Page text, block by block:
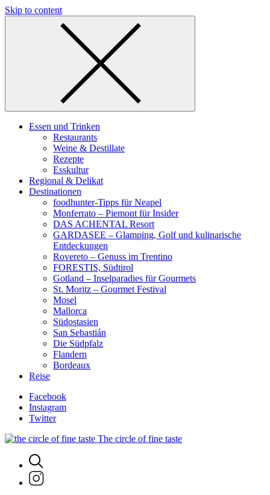
Skip to content
Essen und Trinken
Restaurants
Weine & Destillate
Rezepte
Esskultur
Regional & Delikat
Destinationen
foodhunter-Tipps für Neapel
Monferrato – Piemont für Insider
DAS ACHENTAL Resort
GARDASEE – Glamping, Golf und kulinarische
Entdeckungen
Rovereto – Genuss im Trentino
FORESTIS, Südtirol
Gotland – Inselparadies für Gourmets
St. Moritz – Gourmet Festival
Mosel
Mallorca
Südostasien
San Sebastián
Die Südpfalz
Flandern
Bordeaux
Reise
Facebook
Instagram
Twitter
The circle of fine taste